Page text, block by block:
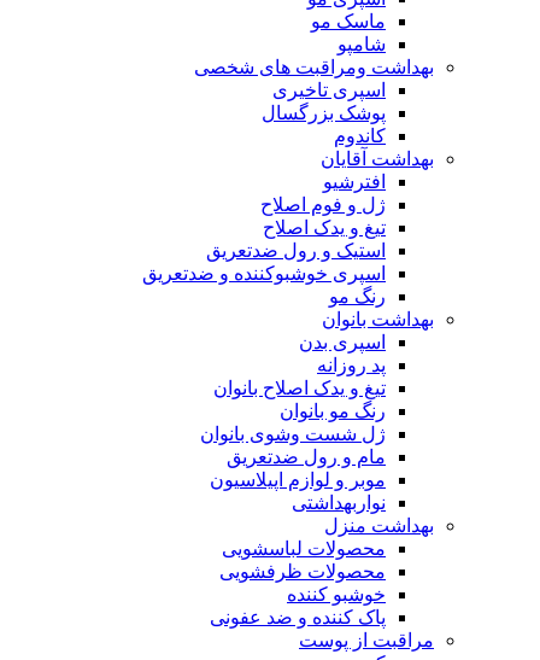
ماسک مو
شامپو
بهداشت ومراقبت های شخصی
اسپری تاخیری
پوشک بزرگسال
کاندوم
بهداشت آقایان
افترشیو
ژل و فوم اصلاح
تیغ و یدک اصلاح
استیک و رول ضدتعریق
اسپری خوشبوکننده و ضدتعریق
رنگ مو
بهداشت بانوان
اسپری بدن
پد روزانه
تیغ و یدک اصلاح بانوان
رنگ مو بانوان
ژل شست وشوی بانوان
مام و رول ضدتعریق
موبر و لوازم اپیلاسیون
نواربهداشتی
بهداشت منزل
محصولات لباسشویی
محصولات ظرفشویی
خوشبو کننده
پاک کننده و ضد عفونی
مراقبت از پوست